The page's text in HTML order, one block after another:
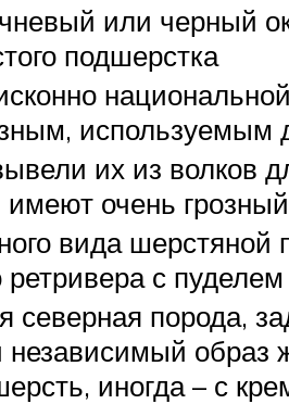
или черный
подшерстка
используемым
их из волков
имеют очень
вида шерстяной
ретривера с пуделем
порода,
независимый
иногда – с